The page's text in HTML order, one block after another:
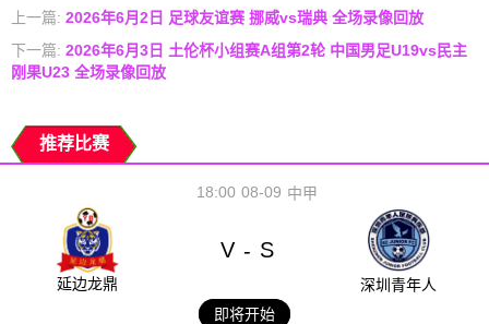
上一篇: 2026年6月2日 足球友谊赛 挪威vs瑞典 全场录像回放
下一篇: 2026年6月3日 土伦杯小组赛A组第2轮 中国男足U19vs民主
刚果U23 全场录像回放
推荐比赛
08-09
18:00 中甲
延边龙鼎
V - S
深圳青年人
即将开始